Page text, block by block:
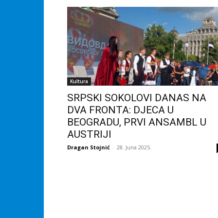
Kultura
SRPSKI SOKOLOVI DANAS NA
DVA FRONTA: DJECA U
BEOGRADU, PRVI ANSAMBL U
AUSTRIJI
Dragan Stojnić - 28. Juna 2025.